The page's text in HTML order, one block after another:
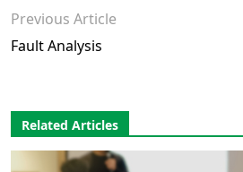
Previous Article
Fault Analysis
Related Articles